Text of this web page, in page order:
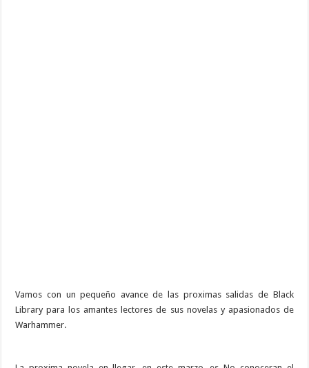
Vamos con un pequeño avance de las proximas salidas de Black
Library para los amantes lectores de sus novelas y apasionados de
Warhammer.